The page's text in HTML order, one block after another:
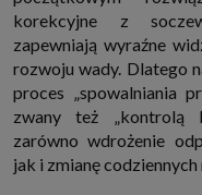
udzielać, nie pozbawi Cię
możliwość ograniczenia
momencie.
Twoje dane
przetwarzania, czyli w
cofnięcia, ograniczenia lub
tę zgodę, w przypadku
czas jej wykonywania i
(zwykle nie więcej niż 3
korekcyjne z
zapewniają wyraźne
rozwoju wady. Dlatego
proces „spowalniania
zwany też „kontrolą
zarówno wdrożenie
jak i zmianę